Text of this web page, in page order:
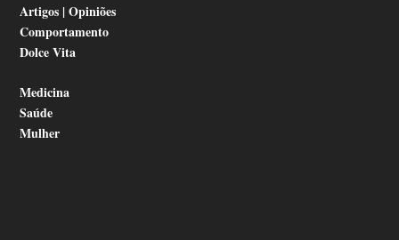
Artigos | Opiniões
Comportamento
Dolce Vita
Medicina
Saúde
Mulher